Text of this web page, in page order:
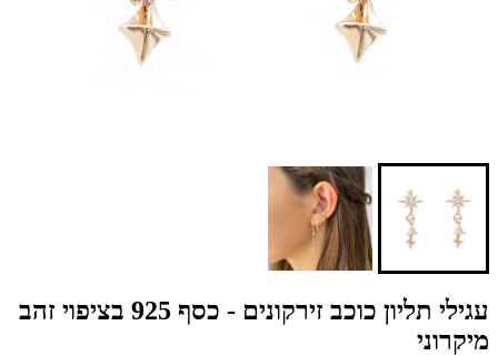
עגילי תליון כוכב זירקונים - כסף 925 בציפוי זהב
מיקרוני